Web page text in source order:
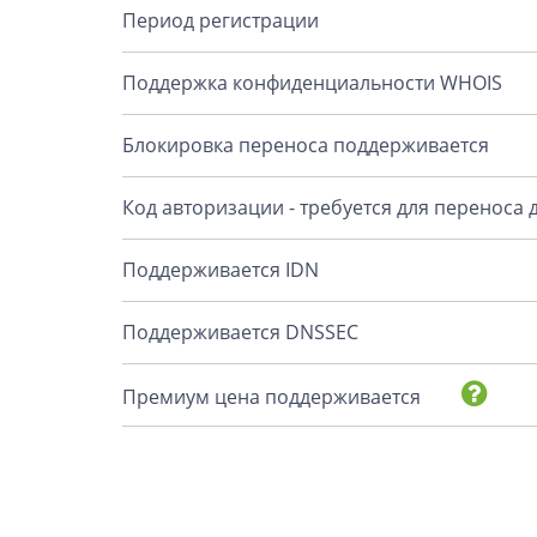
Период регистрации
Поддержка конфиденциальности WHOIS
Блокировка переноса поддерживается
Код авторизации - требуется для переноса
Поддерживается IDN
Поддерживается DNSSEC
Премиум цена поддерживается